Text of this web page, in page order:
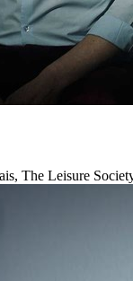
The Leisure